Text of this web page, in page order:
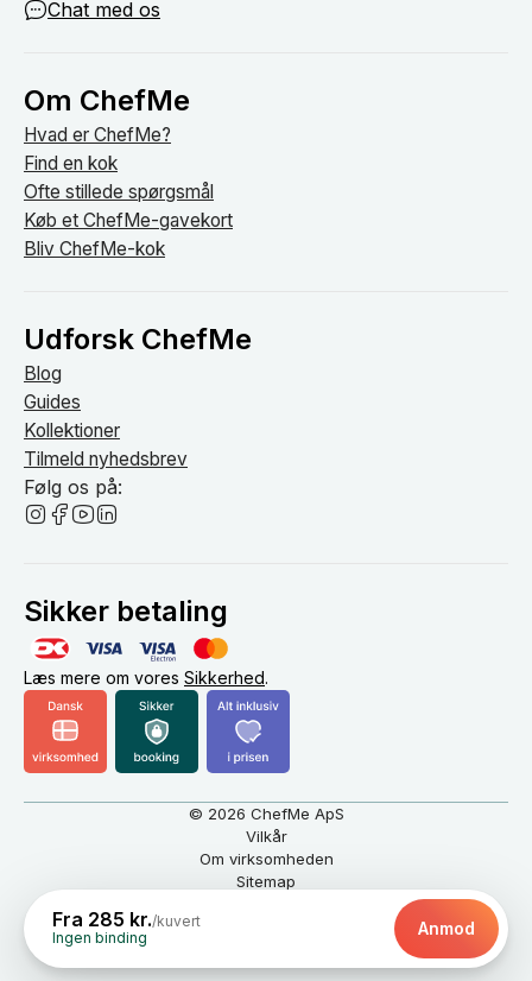
Fra 285 kr./kuvert
Ingen binding
Anmod
Chat med os
Om ChefMe
Hvad er ChefMe?
Find en kok
Ofte stillede spørgsmål
Køb et ChefMe-gavekort
Bliv ChefMe-kok
Udforsk ChefMe
Blog
Guides
Kollektioner
Tilmeld nyhedsbrev
Følg os på:
Sikker betaling
Læs mere om vores Sikkerhed.
© 2026 ChefMe ApS
Vilkår
Om virksomheden
Sitemap